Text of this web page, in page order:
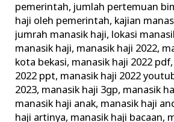
pemerintah, jumlah pertemuan
haji oleh pemerintah, kajian
jumrah manasik haji, lokasi
manasik haji, manasik haji 2022,
kota bekasi, manasik haji 2022 pdf,
2022 ppt, manasik haji 2022
2023, manasik haji 3gp, manasik
manasik haji anak, manasik haji
haji artinya, manasik haji bacaan,